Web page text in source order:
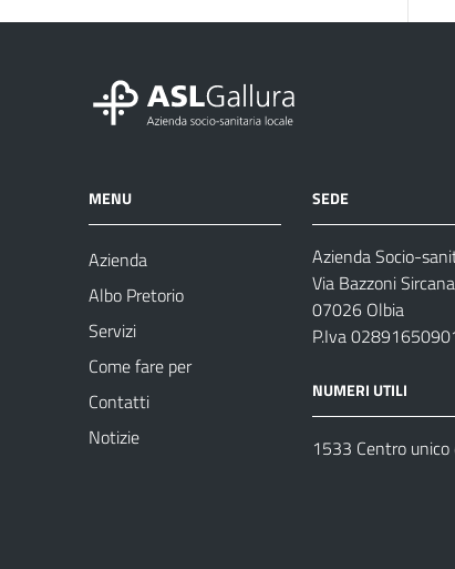
MENU
Azienda
Albo Pretorio
Servizi
Come fare per
Contatti
Notizie
SEDE
Azienda Socio-
Via Bazzoni
07026 Olbia
P.Iva
NUMERI UTILI
1533 Centro